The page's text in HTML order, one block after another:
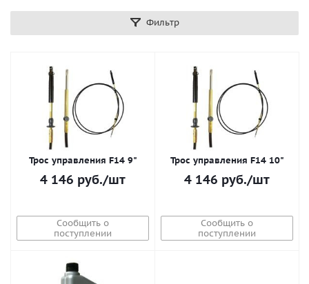
Фильтр
Трос управления F14 9"
4 146 руб./шт
Сообщить о
поступлении
Трос управления F14 10"
4 146 руб./шт
Сообщить о
поступлении